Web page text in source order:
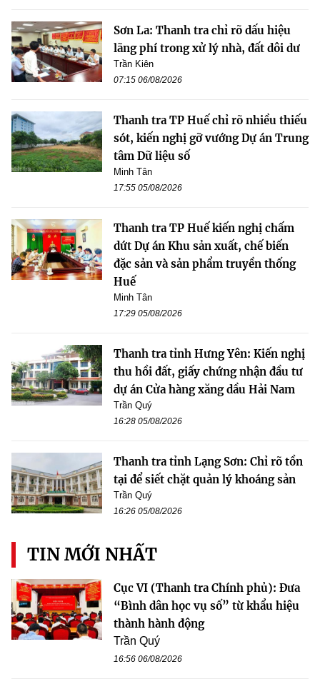
Sơn La: Thanh tra chỉ rõ dấu hiệu
lãng phí trong xử lý nhà, đất dôi dư
Trần Kiên
07:15 06/08/2026
Thanh tra TP Huế chỉ rõ nhiều thiếu
sót, kiến nghị gỡ vướng Dự án Trung
tâm Dữ liệu số
Minh Tân
17:55 05/08/2026
Thanh tra TP Huế kiến nghị chấm
dứt Dự án Khu sản xuất, chế biến
đặc sản và sản phẩm truyền thống
Huế
Minh Tân
17:29 05/08/2026
Thanh tra tỉnh Hưng Yên: Kiến nghị
thu hồi đất, giấy chứng nhận đầu tư
dự án Cửa hàng xăng dầu Hải Nam
Trần Quý
16:28 05/08/2026
Thanh tra tỉnh Lạng Sơn: Chỉ rõ tồn
tại để siết chặt quản lý khoáng sản
Trần Quý
16:26 05/08/2026
TIN MỚI NHẤT
Cục VI (Thanh tra Chính phủ): Đưa
“Bình dân học vụ số” từ khẩu hiệu
thành hành động
Trần Quý
16:56 06/08/2026